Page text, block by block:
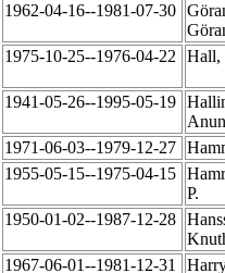
1962-04-16--1981-07-30
1975-10-25--1976-04-22 Hall,
1941-05-26--1995-05-19
1971-06-03--1979-12-27
1955-05-15--1975-04-15
P.
1950-01-02--1987-12-28
1967-06-01--1981-12-31